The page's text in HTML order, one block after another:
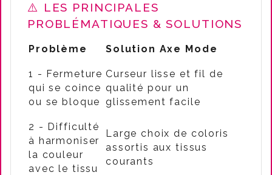
⚠️ LES PRINCIPALES
PROBLÉMATIQUES & SOLUTIONS
Problème Solution Axe Mode
1 - Fermeture
qui se coince
ou se bloque
Curseur lisse et fil de
qualité pour un
glissement facile
2 - Difficulté
à harmoniser
la couleur
avec le tissu
Large choix de coloris
assortis aux tissus
courants